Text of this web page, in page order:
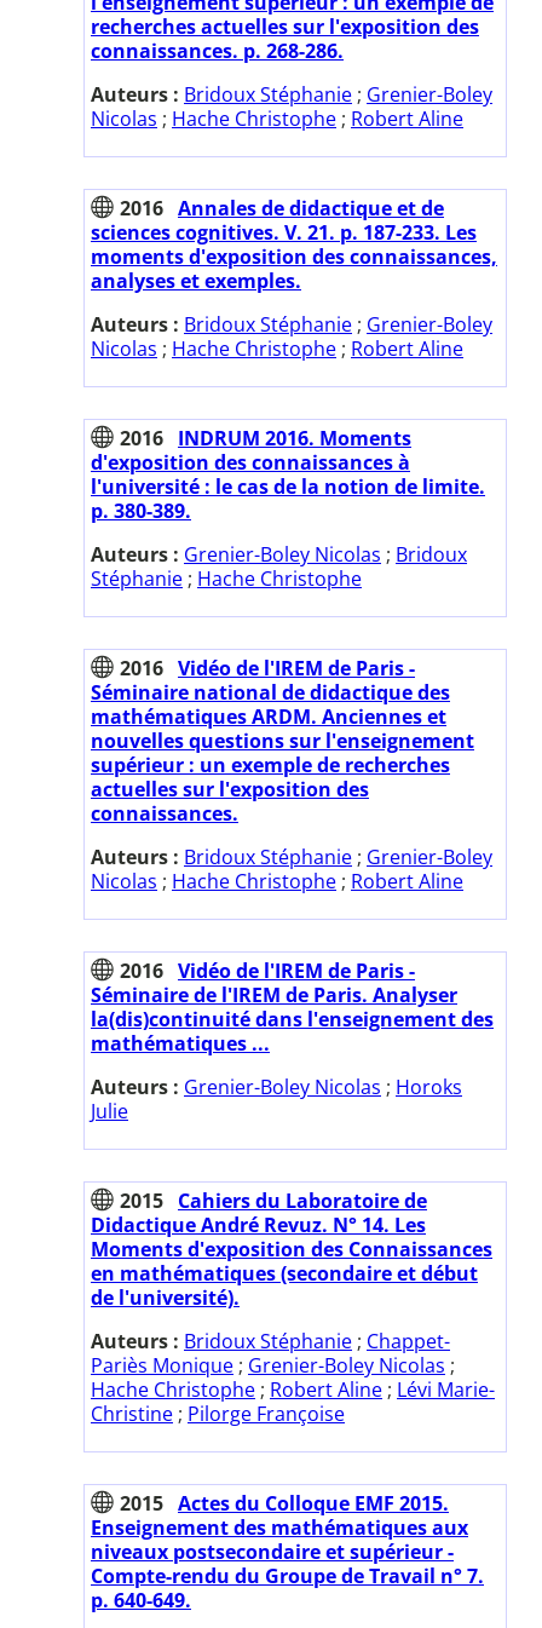
recherches actuelles sur l'exposition des
connaissances. p. 268-286.
Auteurs : Bridoux Stéphanie ; Grenier-Boley
Nicolas ; Hache Christophe ; Robert Aline
2016 Annales de didactique et de
sciences cognitives. V. 21. p. 187-233. Les
moments d'exposition des connaissances,
analyses et exemples.
Auteurs : Bridoux Stéphanie ; Grenier-Boley
Nicolas ; Hache Christophe ; Robert Aline
2016 INDRUM 2016. Moments
d'exposition des connaissances à
l'université : le cas de la notion de limite.
p. 380-389.
Auteurs : Grenier-Boley Nicolas ; Bridoux
Stéphanie ; Hache Christophe
2016 Vidéo de l'IREM de Paris -
Séminaire national de didactique des
mathématiques ARDM. Anciennes et
nouvelles questions sur l'enseignement
supérieur : un exemple de recherches
actuelles sur l'exposition des
connaissances.
Auteurs : Bridoux Stéphanie ; Grenier-Boley
Nicolas ; Hache Christophe ; Robert Aline
2016 Vidéo de l'IREM de Paris -
Séminaire de l'IREM de Paris. Analyser
la(dis)continuité dans l'enseignement des
mathématiques ...
Auteurs : Grenier-Boley Nicolas ; Horoks
Julie
2015 Cahiers du Laboratoire de
Didactique André Revuz. N° 14. Les
Moments d'exposition des Connaissances
en mathématiques (secondaire et début
de l'université).
Auteurs : Bridoux Stéphanie ; Chappet-
Pariès Monique ; Grenier-Boley Nicolas ;
Hache Christophe ; Robert Aline ; Lévi Marie-
Christine ; Pilorge Françoise
2015 Actes du Colloque EMF 2015.
Enseignement des mathématiques aux
niveaux postsecondaire et supérieur -
Compte-rendu du Groupe de Travail n° 7.
p. 640-649.